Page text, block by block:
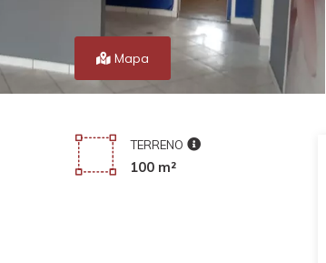
Mapa
TERRENO
100 m²